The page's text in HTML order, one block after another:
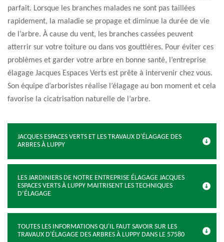
parfait. Lorsque les branches malades ne sont pas taillées
rapidement, la maladie se propage et diminue la durée de vie
de l’arbre. À cause du vent, les branches cassées peuvent
atterrir sur votre toiture ou dans vos gouttières. Pour éviter ces
problèmes et garder votre arbre en bonne santé, l’entreprise
élagage Jacques Espaces Verts est prête à intervenir chez vous.
Son équipe d’arboristes réalise l’élagage au bon moment et cela
favorise la cicatrisation naturelle de l’arbre.
JACQUES ESPACES VERTS ET LES TRAVAUX D'ÉLAGAGE DES
ARBRES À LUPPY
LES JARDINIERS DE NOTRE ENTREPRISE ÉLAGAGE JACQUES
ESPACES VERTS À LUPPY MAITRISENT LES TECHNIQUES
D’ÉLAGAGE
TOUTES LES INFORMATIONS QU'IL FAUT SAVOIR SUR LES
TRAVAUX D'ÉLAGAGE DES ARBRES À LUPPY DANS LE 57580